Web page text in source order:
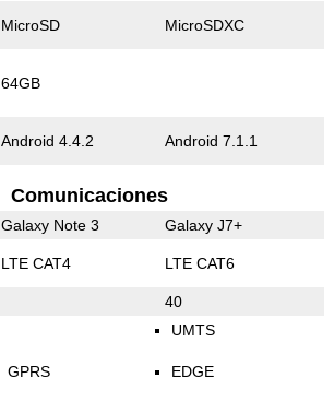
MicroSD MicroSDXC
64GB
Android 4.4.2 Android 7.1.1
Comunicaciones
Galaxy Note 3 Galaxy J7+
LTE CAT4 LTE CAT6
40
GPRS
UMTS
EDGE